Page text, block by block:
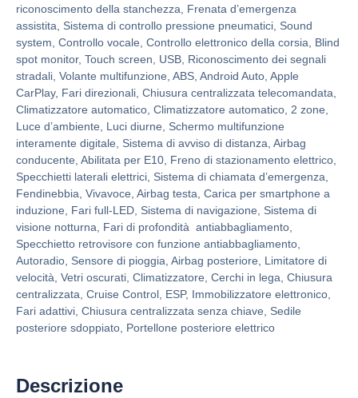
riconoscimento della stanchezza, Frenata d’emergenza
assistita, Sistema di controllo pressione pneumatici, Sound
system, Controllo vocale, Controllo elettronico della corsia, Blind
spot monitor, Touch screen, USB, Riconoscimento dei segnali
stradali, Volante multifunzione, ABS, Android Auto, Apple
CarPlay, Fari direzionali, Chiusura centralizzata telecomandata,
Climatizzatore automatico, Climatizzatore automatico, 2 zone,
Luce d’ambiente, Luci diurne, Schermo multifunzione
interamente digitale, Sistema di avviso di distanza, Airbag
conducente, Abilitata per E10, Freno di stazionamento elettrico,
Specchietti laterali elettrici, Sistema di chiamata d’emergenza,
Fendinebbia, Vivavoce, Airbag testa, Carica per smartphone a
induzione, Fari full-LED, Sistema di navigazione, Sistema di
visione notturna, Fari di profondità antiabbagliamento,
Specchietto retrovisore con funzione antiabbagliamento,
Autoradio, Sensore di pioggia, Airbag posteriore, Limitatore di
velocità, Vetri oscurati, Climatizzatore, Cerchi in lega, Chiusura
centralizzata, Cruise Control, ESP, Immobilizzatore elettronico,
Fari adattivi, Chiusura centralizzata senza chiave, Sedile
posteriore sdoppiato, Portellone posteriore elettrico
Descrizione